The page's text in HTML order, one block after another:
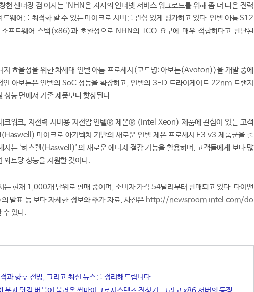
현 센터장 겸 이사는 'NHN은 자사의 인터넷 서비스 워크로드를 위해 좀 더 나은 전력
드웨어를 최적화 할 수 있는 마이크로 서버를 관심 있게 평가하고 있다. 인텔 아톰 S12
프트웨어 스택(x86)과 호환성으로 NHN의 TCO 요구에 매우 적합하다고 판단된
지 효율성을 위한 차세대 인텔 아톰 프로세서(코드명: 아보톤(Avoton))을 개발 중에
아보톤은 인텔의 SoC 성능을 확장하고, 인텔의 3-D 트라이게이트 22nm 트랜지
성능 면에서 기존 제품보다 향상된다.
크워크, 저전력 서버용 저전압 인텔® 제온® (Intel Xeon) 제품에 관심이 있는 고객
마이크로 아키텍쳐 기반의 새로운 인텔 제온 프로세서 E3 v3 제품군을 출
서는 ‘하스웰(Haswell)’의 새로운 에너지 절감 기능을 활용하며, 고객들에게 보다 많
와트당 성능을 지원할 것이다.
현재 1,000개 단위로 판매 중이며, 소비자 가격 54달러부터 판매되고 있다. 다이앤
발표 등 보다 자세한 정보와 추가 자료, 사진은 http://newsroom.intel.com/do
수 있다.
과 향후 전망, 그리고 최신 뉴스를 정리해드립니다